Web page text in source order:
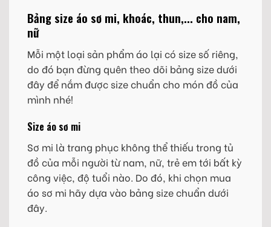
Bảng size áo sơ mi, khoác, thun,... cho nam,
nữ
Mỗi một loại sản phẩm áo lại có size số riêng,
do đó bạn đừng quên theo dõi bảng size dưới
đây để nắm được size chuẩn cho món đồ của
mình nhé!
Size áo sơ mi
Sơ mi là trang phục không thể thiếu trong tủ
đồ của mỗi người từ nam, nữ, trẻ em tới bất kỳ
công việc, độ tuổi nào. Do đó, khi chọn mua
áo sơ mi hãy dựa vào bảng size chuẩn dưới
đây.